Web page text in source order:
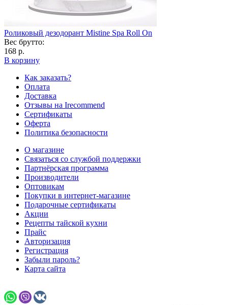
Роликовый дезодорант Mistine Spa Roll On
Вес брутто:
168 р.
В корзину
Как заказать?
Оплата
Доставка
Отзывы на Irecommend
Сертификаты
Оферта
Политика безопасности
О магазине
Связаться со службой поддержки
Партнёрская программа
Производители
Оптовикам
Покупки в интернет-магазине
Подарочные сертификаты
Акции
Рецепты тайской кухни
Прайс
Авторизация
Регистрация
Забыли пароль?
Карта сайта